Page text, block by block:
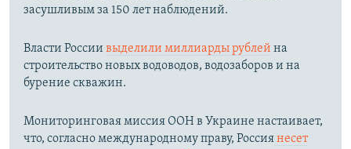
засушливым за 150 лет наблюдений.​
Власти России выделили миллиарды рублей на
строительство новых водоводов, водозаборов и на
бурение скважин.
Мониторинговая миссия ООН в Украине настаивает,
что, согласно международному праву, Россиянесет